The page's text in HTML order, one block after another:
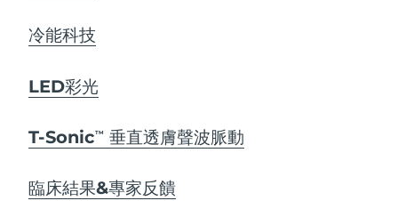
冷能科技
LED彩光
T-SonicTM 垂直透膚聲波脈動
臨床結果&專家反饋